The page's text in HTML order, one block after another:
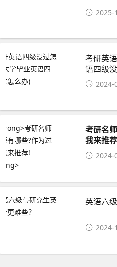
2025-
考研英
语四级
2024-
考研名
我来推
2024-
英语六
2024-